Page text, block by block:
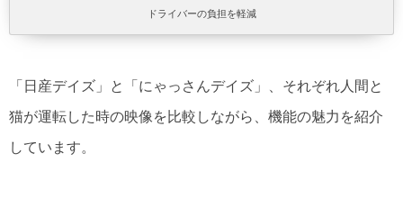
ドライバーの負担を軽減
「日産デイズ」と「にゃっさんデイズ」、それぞれ人間と
猫が運転した時の映像を比較しながら、機能の魅力を紹介
しています。